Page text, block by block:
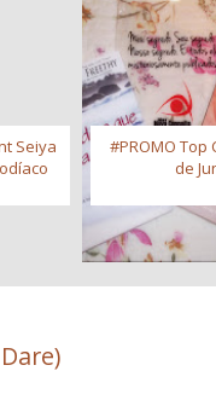
Seiya
#PROMO Top
de